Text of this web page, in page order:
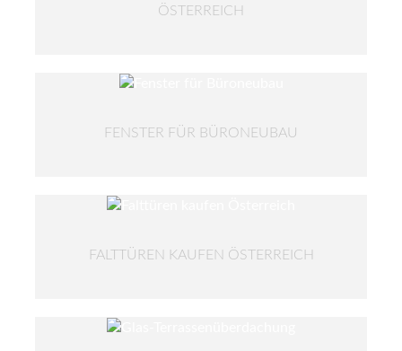
ÖSTERREICH
FENSTER FÜR BÜRONEUBAU
FALTTÜREN KAUFEN ÖSTERREICH